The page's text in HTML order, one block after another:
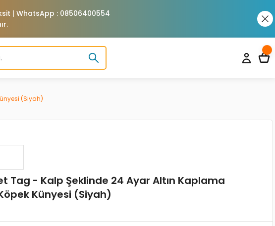
| WhatsApp : 08506400554
(Siyah)
Tag - Kalp Şeklinde 24 Ayar Altın Kaplama
Künyesi (Siyah)